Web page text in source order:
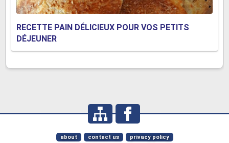
RECETTE PAIN DÉLICIEUX POUR VOS PETITS
DÉJEUNER
privacy policy
contact us
about